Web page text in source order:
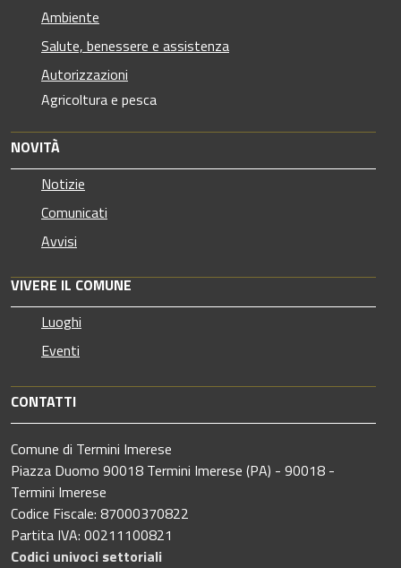
Ambiente
Salute, benessere e assistenza
Autorizzazioni
Agricoltura e pesca
NOVITÀ
Notizie
Comunicati
Avvisi
VIVERE IL COMUNE
Luoghi
Eventi
CONTATTI
Comune di Termini Imerese
Piazza Duomo 90018 Termini Imerese (PA) - 90018 -
Termini Imerese
Codice Fiscale: 87000370822
Partita IVA: 00211100821
Codici univoci settoriali